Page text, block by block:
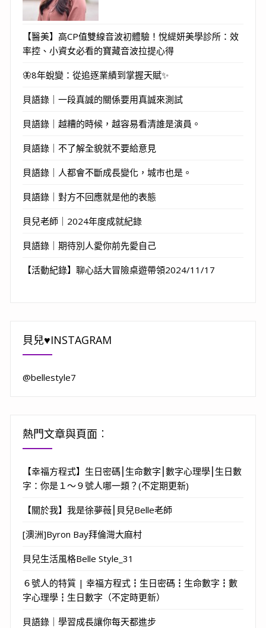
【醫美】高CP值雙線音波初體驗！悅緹妍美學診所：效
率控、小資女必看的寶藏音波拉提心得
🦋8年蛻變：從追逐業績到掌握天賦✨
貝語錄｜一段真誠的關係要用真誠來測試
貝語錄｜越糟的時候，越容易看清誰是演員。
貝語錄｜不了解全貌就不要給意見
貝語錄｜人都會不斷成長變化，城市也是。
貝語錄｜對方不回應就是他的表態
貝兒老師｜2024年度成就紀錄
貝語錄｜期待別人愛你前先愛自己
【活動紀錄】聊心話大冒險桌遊帶領2024/11/17
貝兒♥INSTAGRAM
@bellestyle7
熱門文章與頁面︰
【幸福方程式】生日密碼⎮生命數字⎮數字心理學⎮生日數
字：你是１～９號人哪一類？(不定期更新)
【關於我】我是徐夢薇⎮貝兒Belle老師
[澳洲]Byron Bay拜倫灣大麻村
貝兒生活風格Belle Style_31
６號人的特質 | 幸福方程式┇生日密碼┇生命數字┇數
字心理學┇生日數字（不定時更新）
貝語錄｜學習成長讓你每天都進步